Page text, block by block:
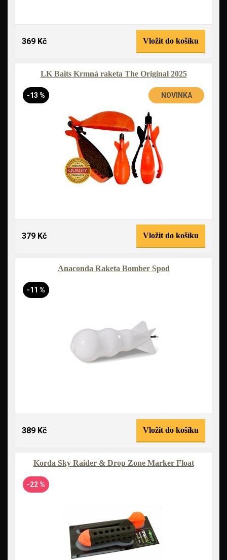
369 Kč Vložit do košíku
LK Baits Krmná raketa The Original 2025
-13 % NOVINKA
379 Kč Vložit do košíku
Anaconda Raketa Bomber Spod
-11 %
389 Kč Vložit do košíku
Korda Sky Raider & Drop Zone Marker Float
-22 %